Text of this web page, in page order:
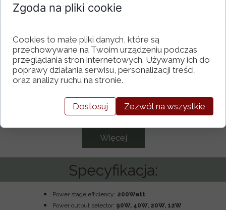
Drive
Specyfikacja:
Power stage efficiency: 200Watt
Power output selector: 90W, 40W, 20W, 12W
Więcej
Zgoda na pliki cookie
Cookies to małe pliki danych, które są
przechowywane na Twoim urządzeniu podczas
przeglądania stron internetowych. Używamy ich do
poprawy działania serwisu, personalizacji treści,
oraz analizy ruchu na stronie.
Dostosuj Zezwól na wszystkie